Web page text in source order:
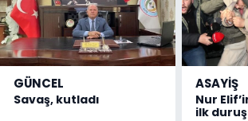
GÜNCEL
Savaş, kutladı
ASAYİŞ
Nur
ilk